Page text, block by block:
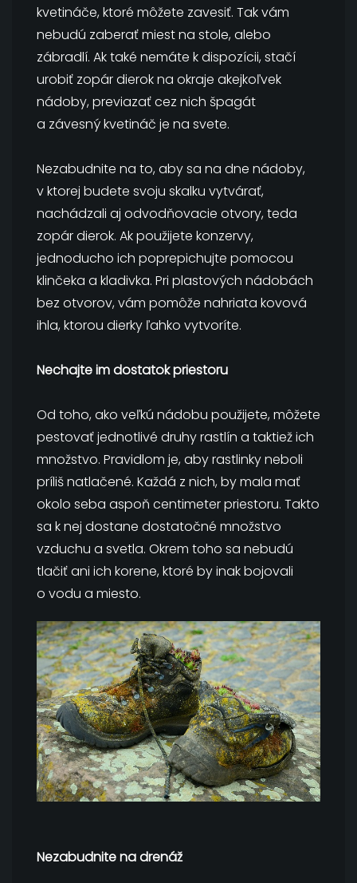
kvetináče, ktoré môžete zavesiť. Tak vám
nebudú zaberať miest na stole, alebo
zábradlí. Ak také nemáte k dispozícii, stačí
urobiť zopár dierok na okraje akejkoľvek
nádoby, previazať cez nich špagát
a závesný kvetináč je na svete.
Nezabudnite na to, aby sa na dne nádoby,
v ktorej budete svoju skalku vytvárať,
nachádzali aj odvodňovacie otvory, teda
zopár dierok. Ak použijete konzervy,
jednoducho ich poprepichujte pomocou
klinčeka a kladivka. Pri plastových nádobách
bez otvorov, vám pomôže nahriata kovová
ihla, ktorou dierky ľahko vytvoríte.
Nechajte im dostatok priestoru
Od toho, ako veľkú nádobu použijete, môžete
pestovať jednotlivé druhy rastlín a taktiež ich
množstvo. Pravidlom je, aby rastlinky neboli
príliš natlačené. Každá z nich, by mala mať
okolo seba aspoň centimeter priestoru. Takto
sa k nej dostane dostatočné množstvo
vzduchu a svetla. Okrem toho sa nebudú
tlačiť ani ich korene, ktoré by inak bojovali
o vodu a miesto.
Nezabudnite na drenáž